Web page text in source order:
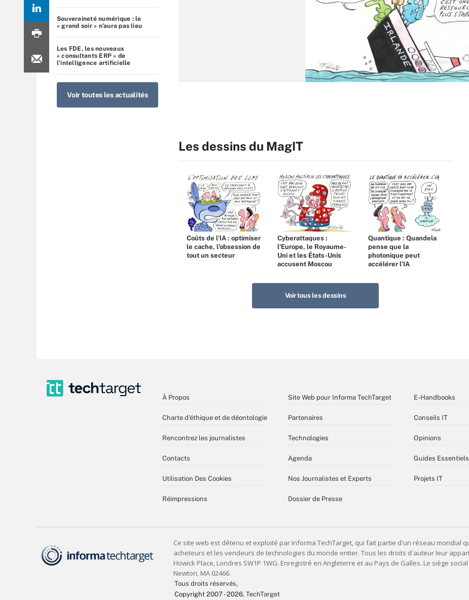
Souveraineté numérique : le
« grand soir » n’aura pas lieu
Les FDE, les nouveaux
« consultants ERP » de
l’intelligence artificielle
Voir toutes les actualités
Les dessins du MagIT
Coûts de l'IA : optimiser
le cache, l’obsession de
tout un secteur
Cyberattaques :
l’Europe, le Royaume-
Uni et les États-Unis
accusent Moscou
Quantique : Quandela
pense que la
photonique peut
accélérer l’IA
Voir tous les dessins
À Propos
Charte d’éthique et de déontologie
Rencontrez les journalistes
Contacts
Utilisation Des Cookies
Réimpressions
Site Web pour Informa TechTarget
Partenaires
Technologies
Agenda
Nos Journalistes et Experts
Dossier de Presse
E-Handbooks
Conseils IT
Opinions
Guides Essentiels
Projets IT
Tous droits réservés,
Copyright 2007 - 2026, TechTarget